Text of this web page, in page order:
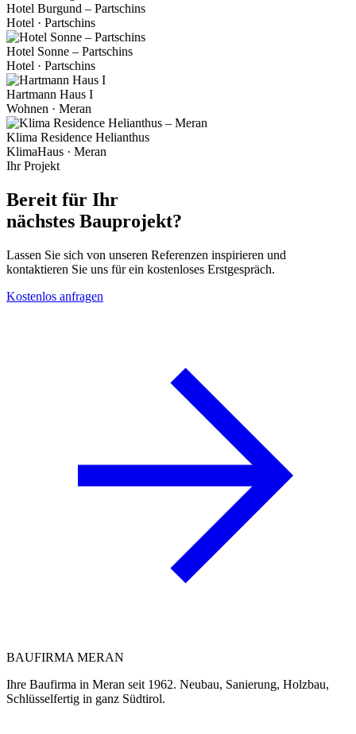
Hotel Burgund – Partschins
Hotel · Partschins
Hotel Sonne – Partschins
Hotel · Partschins
Hartmann Haus I
Wohnen · Meran
Klima Residence Helianthus
KlimaHaus · Meran
Ihr Projekt
Bereit für Ihr
nächstes Bauprojekt?
Lassen Sie sich von unseren Referenzen inspirieren und
kontaktieren Sie uns für ein kostenloses Erstgespräch.
Kostenlos anfragen
BAUFIRMA MERAN
Ihre Baufirma in Meran seit 1962. Neubau, Sanierung, Holzbau,
Schlüsselfertig in ganz Südtirol.